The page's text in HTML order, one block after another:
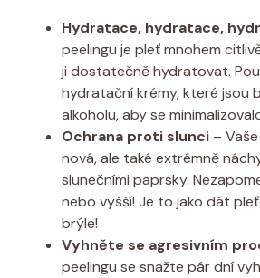
Hydratace, hydratace,
peelingu je pleť mnohem
ji dostatečně hydratovat.
hydratační krémy, které jsou
alkoholu, aby se
Ochrana proti slunci –
nová, ale také extrémně
slunečními paprsky.
nebo vyšší! Je to jako dát
brýle!
Vyhněte se agresivním
peelingu se snažte pár dní